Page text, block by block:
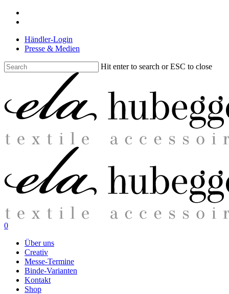
Skip
contentHändler-Login
Presse & Medien
Hit enter to search or ESC to close
search
0
Über uns
Creativ
Messe-Termine
Binde-Varianten
Kontakt
Shop